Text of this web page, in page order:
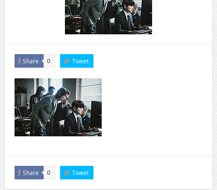
CINEMA×STYLE 286号
CINEMA×STYLE 285号
Share 0 Tweet
Share 0 Tweet